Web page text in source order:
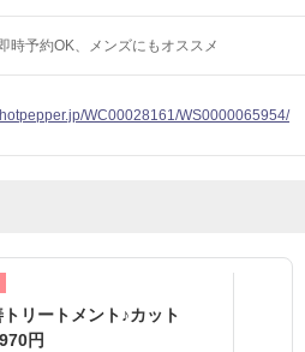
時予約OK メンズにもオススメ
WC00028161/WS0000065954/
リートメント♪カット
円